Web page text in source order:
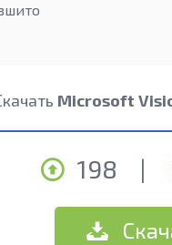
Microsoft
198 |